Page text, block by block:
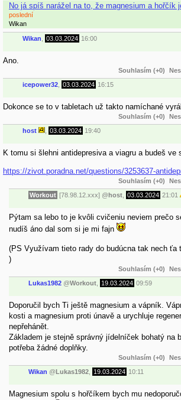
No já spíš narážel na to, že magnesium a hořčík
poslední
Wikan
Wikan 03.03.2024 16:00
Ano.
Souhlasím (+0)
icepower32 03.03.2024 16:15
Dokonce se to v tabletach už takto namíchané
Souhlasím (+0)
host 03.03.2024 19:40
K tomu si šlehni antidepresiva a viagru a budeš ve
https://zivot.poradna.net/questions/3253637-
Souhlasím (+0)
Workout [78.98.12.xxx] @host 03.03.2024 21:01
Pýtam sa lebo to je kvôli cvičeniu neviem prečo
nudíš áno dal som si je mi fajn
(PS Využívam tieto rady do budúcna tak nech ťa
)
Souhlasím (+0)
Lukas1982 @Workout 19.03.2024 09:59
Doporučil bych Ti ještě magnesium a vápník.
kosti a magnesium proti únavě a urychluje
nepřehánět.
Základem je stejně správný jídelníček bohatý na
potřeba žádné doplňky.
Souhlasím (+0)
Wikan @Lukas1982 19.03.2024 10:11
Magnesium spolu s hořčíkem bych mu